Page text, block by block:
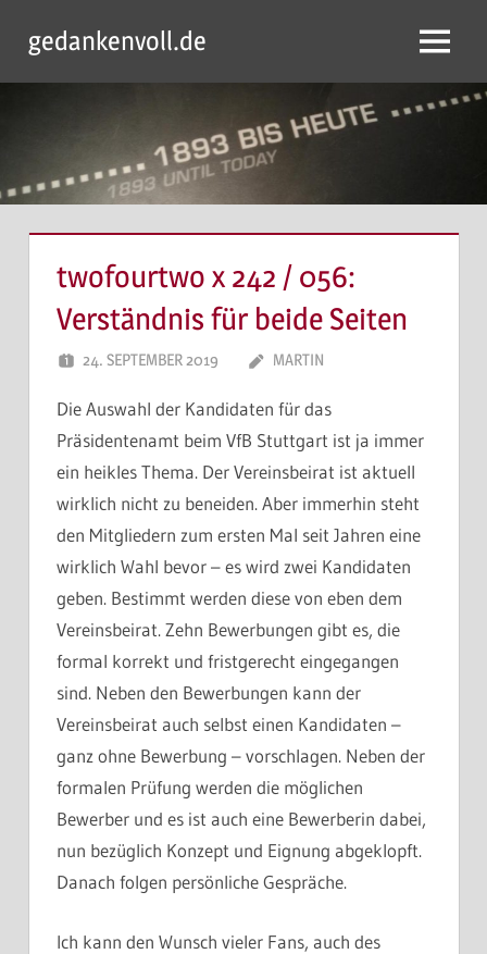
Inhalt
springen
gedankenvoll.de Menu
twofourtwo x 242 / 056:
Verständnis für beide Seiten
24. SEPTEMBER 2019 MARTIN
Die Auswahl der Kandidaten für das
Präsidentenamt beim VfB Stuttgart ist ja immer
ein heikles Thema. Der Vereinsbeirat ist aktuell
wirklich nicht zu beneiden. Aber immerhin steht
den Mitgliedern zum ersten Mal seit Jahren eine
wirklich Wahl bevor – es wird zwei Kandidaten
geben. Bestimmt werden diese von eben dem
Vereinsbeirat. Zehn Bewerbungen gibt es, die
formal korrekt und fristgerecht eingegangen
sind. Neben den Bewerbungen kann der
Vereinsbeirat auch selbst einen Kandidaten –
ganz ohne Bewerbung – vorschlagen. Neben der
formalen Prüfung werden die möglichen
Bewerber und es ist auch eine Bewerberin dabei,
nun bezüglich Konzept und Eignung abgeklopft.
Danach folgen persönliche Gespräche.
Ich kann den Wunsch vieler Fans, auch des